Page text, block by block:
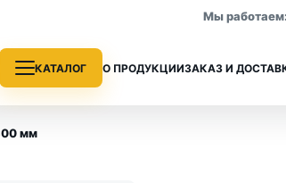
Мы
КАТАЛОГ О ПРОДУКЦИИЗАКАЗ И
мм